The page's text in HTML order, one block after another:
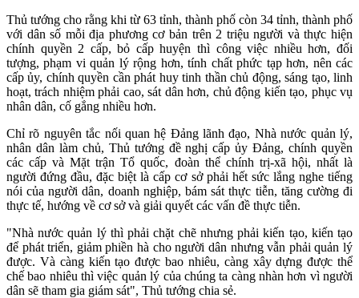
Thủ tướng cho rằng khi từ 63 tỉnh, thành phố còn 34 tỉnh, thành phố
với dân số mỗi địa phương cơ bản trên 2 triệu người và thực hiện
chính quyền 2 cấp, bỏ cấp huyện thì công việc nhiều hơn, đối
tượng, phạm vi quản lý rộng hơn, tính chất phức tạp hơn, nên các
cấp ủy, chính quyền cần phát huy tinh thần chủ động, sáng tạo, linh
hoạt, trách nhiệm phải cao, sát dân hơn, chủ động kiến tạo, phục vụ
nhân dân, cố gắng nhiều hơn.
Chỉ rõ nguyên tắc nối quan hệ Đảng lãnh đạo, Nhà nước quản lý,
nhân dân làm chủ, Thủ tướng đề nghị cấp ủy Đảng, chính quyền
các cấp và Mặt trận Tổ quốc, đoàn thể chính trị-xã hội, nhất là
người đứng đầu, đặc biệt là cấp cơ sở phải hết sức lắng nghe tiếng
nói của người dân, doanh nghiệp, bám sát thực tiễn, tăng cường đi
thực tế, hướng về cơ sở và giải quyết các vấn đề thực tiễn.
"Nhà nước quản lý thì phải chặt chẽ nhưng phải kiến tạo, kiến tạo
để phát triển, giảm phiền hà cho người dân nhưng vẫn phải quản lý
được. Và càng kiến tạo được bao nhiêu, càng xây dựng được thể
chế bao nhiêu thì việc quản lý của chúng ta càng nhàn hơn vì người
dân sẽ tham gia giám sát", Thủ tướng chia sẻ.